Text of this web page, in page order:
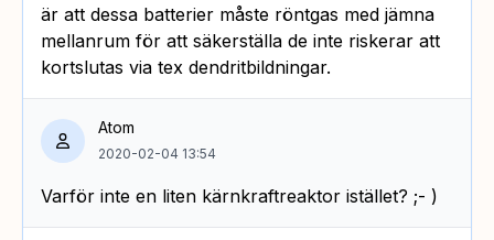
är att dessa batterier måste röntgas med jämna
mellanrum för att säkerställa de inte riskerar att
kortslutas via tex dendritbildningar.
Atom
2020-02-04 13:54
Varför inte en liten kärnkraftreaktor istället? ;- )